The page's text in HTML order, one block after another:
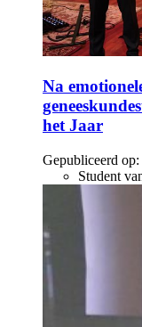
Na
het Jaar
Gepubliceerd op:
Student